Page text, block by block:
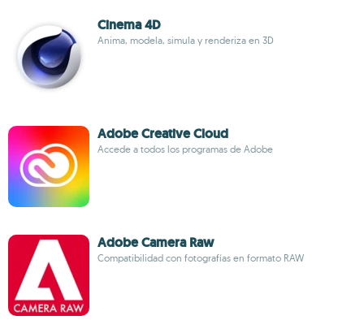
Cinema 4D
Anima, modela, simula y renderiza en 3D
Adobe Creative Cloud
Accede a todos los programas de Adobe
Adobe Camera Raw
Compatibilidad con fotografías en formato RAW